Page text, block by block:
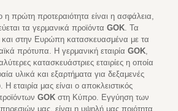
η πρώτη προτεραιότητα είναι η ασφάλεια,
τα γερμανικά προϊόντα GOK. Τα
στην Ευρώπη κατασκευασμένα με τα
πρότυπα. Η γερμανική εταιρία GOK,
κατασκευάστριες εταιρίες η οποία
υλικά και εξαρτήματα για δεξαμενές
Η εταιρία μας είναι ο αποκλειστικός
GOK στη Κύπρο. Εγγύηση των
μας, είναι η υψηλή μας ποιότητα